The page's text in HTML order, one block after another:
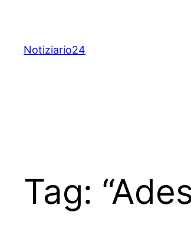
content
Notiziario24
Tag: